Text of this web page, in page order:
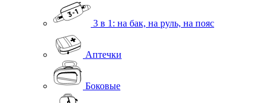
3 в 1: на бак, на руль, на пояс
Аптечки
Боковые